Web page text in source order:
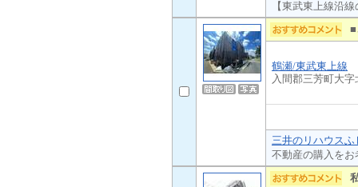
【東武東上線沿
■
鶴瀬/東武東上線
入間郡三芳町大字
三井のリハウス
不動産の購入を